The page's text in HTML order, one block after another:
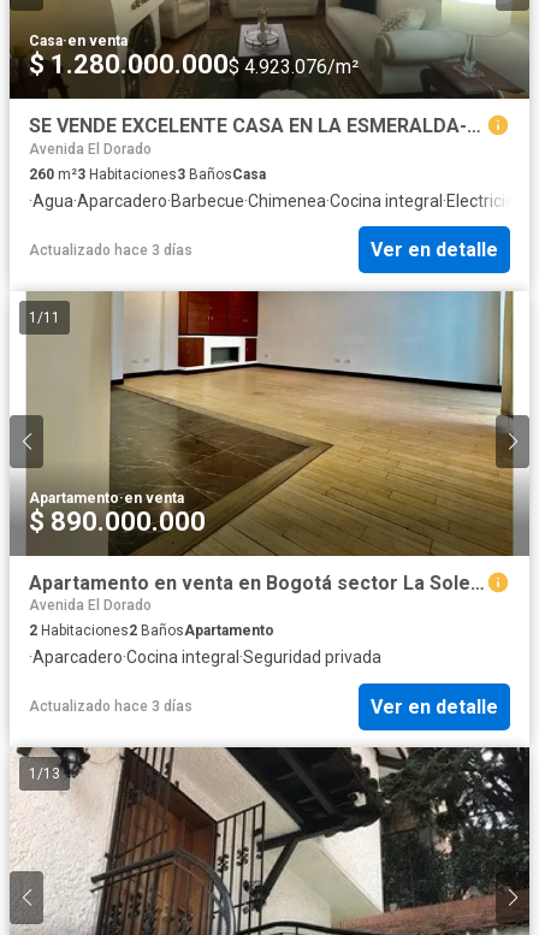
Casa·en venta
$ 1.280.000.000$ 4.923.076/m²
SE VENDE EXCELENTE CASA EN LA ESMERALDA-BOGOTA
Avenida El Dorado
260 m²3 Habitaciones3 BañosCasa
·Agua·Aparcadero·Barbecue·Chimenea·Cocina integral ·Electricidad
Actualizado hace 3 días Ver en detalle
1 /11
Apartamento·en venta
$ 890.000.000
Apartamento en venta en Bogotá sector La Soledad
Avenida El Dorado
2 Habitaciones2 BañosApartamento
·Aparcadero·Cocina integral ·Seguridad privada
Actualizado hace 3 días Ver en detalle
1 /13